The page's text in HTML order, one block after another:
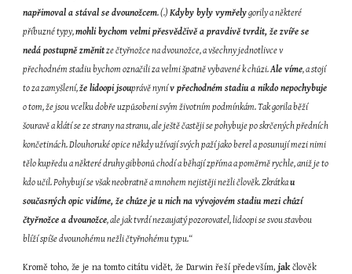
napřimoval a stával se dvounožcem. (.) Kdyby byly vymřely gorily a některé
příbuzné typy, mohli bychom velmi přesvědčivě a pravdivě tvrdit, že zvíře se
nedá postupně změnit ze čtyřnožce na dvounožce, a všechny jednotlivce v
přechodném stadiu bychom označili za velmi špatně vybavené k chůzi. Ale víme, a stojí
to za zamyšlení, že lidoopi jsouprávě nyní v přechodném stadiu a nikdo nepochybuje
o tom, že jsou vcelku dobře uzpůsobeni svým životním podmínkám. Tak gorila běží
šouravě a klátí se ze strany na stranu, ale ještě častěji se pohybuje po skrčených předních
končetinách. Dlouhoruké opice někdy užívají svých paží jako berel a posunují mezi nimi
tělo kupředu a některé druhy gibbonů chodí a běhají zpříma a poměrně rychle, aniž je to
kdo učil. Pohybují se však neobratně a mnohem nejistěji nežli člověk. Zkrátka u
současných opic vidíme, že chůze je u nich na vývojovém stadiu mezi chůzí
čtyřnožce a dvounožce, ale jak tvrdí nezaujatý pozorovatel, lidoopi se svou stavbou
blíží spíše dvounohému nežli čtyřnohému typu.“
Kromě toho, že je na tomto citátu vidět, že Darwin řeší především, jak člověk